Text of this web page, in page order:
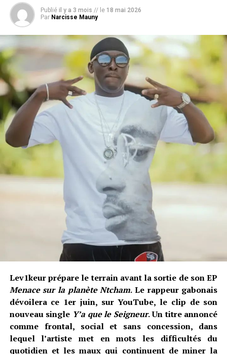
Publié il y a 3 mois // le 18 mai 2026
Par Narcisse Mauny
Lev1keur prépare le terrain avant la sortie de son EP
Menace sur la planète Ntcham. Le rappeur gabonais
dévoilera ce 1er juin, sur YouTube, le clip de son
nouveau single Y’a que le Seigneur. Un titre annoncé
comme frontal, social et sans concession, dans
lequel l’artiste met en mots les difficultés du
quotidien et les maux qui continuent de miner la